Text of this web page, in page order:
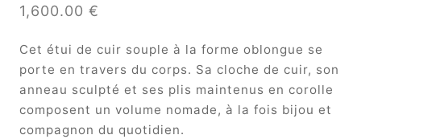
1,600.00 €
Cet étui de cuir souple à la forme oblongue se
porte en travers du corps. Sa cloche de cuir, son
anneau sculpté et ses plis maintenus en corolle
composent un volume nomade, à la fois bijou et
compagnon du quotidien.